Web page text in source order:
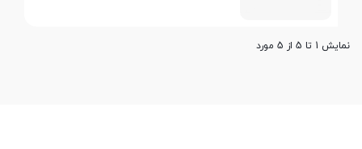
نمایش 1 تا 5 از 5 مورد